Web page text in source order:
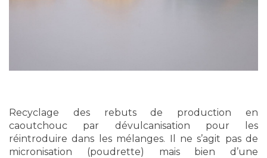
Recyclage des rebuts de production en
caoutchouc par dévulcanisation pour les
réintroduire dans les mélanges. Il ne s’agit pas de
micronisation (poudrette) mais bien d’une